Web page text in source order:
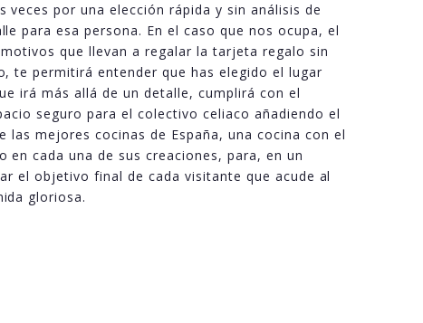
veces por una elección rápida y sin análisis de
para esa persona. En el caso que nos ocupa, el
que llevan a regalar la tarjeta regalo sin
te permitirá entender que has elegido el lugar
irá más allá de un detalle, cumplirá con el
seguro para el colectivo celiaco añadiendo el
las mejores cocinas de España, una cocina con el
en cada una de sus creaciones, para, en un
el objetivo final de cada visitante que acude al
gloriosa.